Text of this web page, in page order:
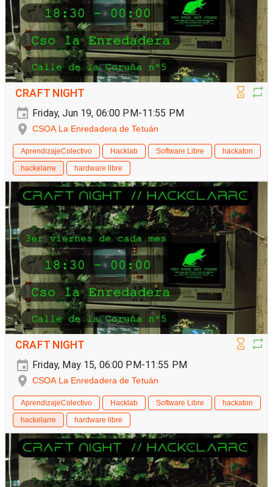
CRAFT NIGHT
Friday, Jun 19, 06:00 PM-11:55 PM
CSOA La Enredadera de Tetuán
AprendizajeColectivo Hacklab Software Libre
hackaton
hackelarre
hardware libre
CRAFT NIGHT
Friday, May 15, 06:00 PM-11:55 PM
CSOA La Enredadera de Tetuán
AprendizajeColectivo Hacklab Software Libre
hackaton
hackelarre
hardware libre